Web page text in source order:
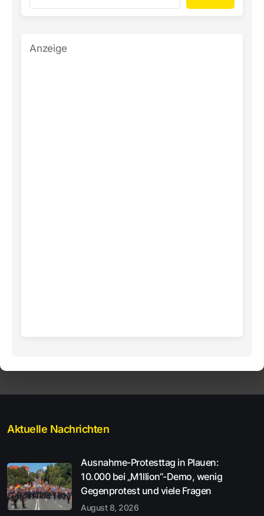
Anzeige
Aktuelle Nachrichten
Ausnahme-Protesttag in Plauen:
10.000 bei „M1llion“-Demo, wenig
Gegenprotest und viele Fragen
August 8, 2026